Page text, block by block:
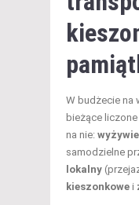
W budżecie na
bieżące liczone
na nie:
samodzielne
lokalny
kieszonkowe i